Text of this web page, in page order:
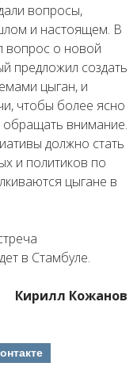
вопросы,
и настоящем. В
вопрос о новой
предложил создать
цыган, и
чтобы более ясно
обращать внимание.
должно стать
и политиков по
цыгане в
в Стамбуле.
Кирилл Кожанов